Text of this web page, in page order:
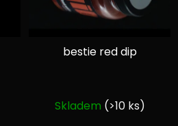
bestie red dip
hodnocení
Skladem (>10 ks)